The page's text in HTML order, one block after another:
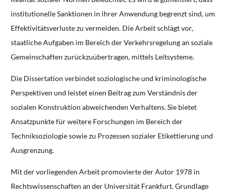
institutionelle Sanktionen in ihrer Anwendung begrenzt sind, um
Effektivitätsverluste zu vermeiden. Die Arbeit schlägt vor,
staatliche Aufgaben im Bereich der Verkehrsregelung an soziale
Gemeinschaften zurückzuübertragen, mittels Leitsysteme.
Die Dissertation verbindet soziologische und kriminologische
Perspektiven und leistet einen Beitrag zum Verständnis der
sozialen Konstruktion abweichenden Verhaltens. Sie bietet
Ansatzpunkte für weitere Forschungen im Bereich der
Techniksoziologie sowie zu Prozessen sozialer Etikettierung und
Ausgrenzung.
Mit der vorliegenden Arbeit promovierte der Autor 1978 in
Rechtswissenschaften an der Universität Frankfurt. Grundlage